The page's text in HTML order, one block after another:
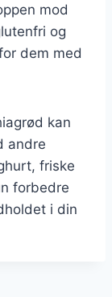
mod
og
dem med
kan
andre
friske
forbedre
i din